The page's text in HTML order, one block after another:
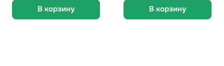
В корзину В корзину